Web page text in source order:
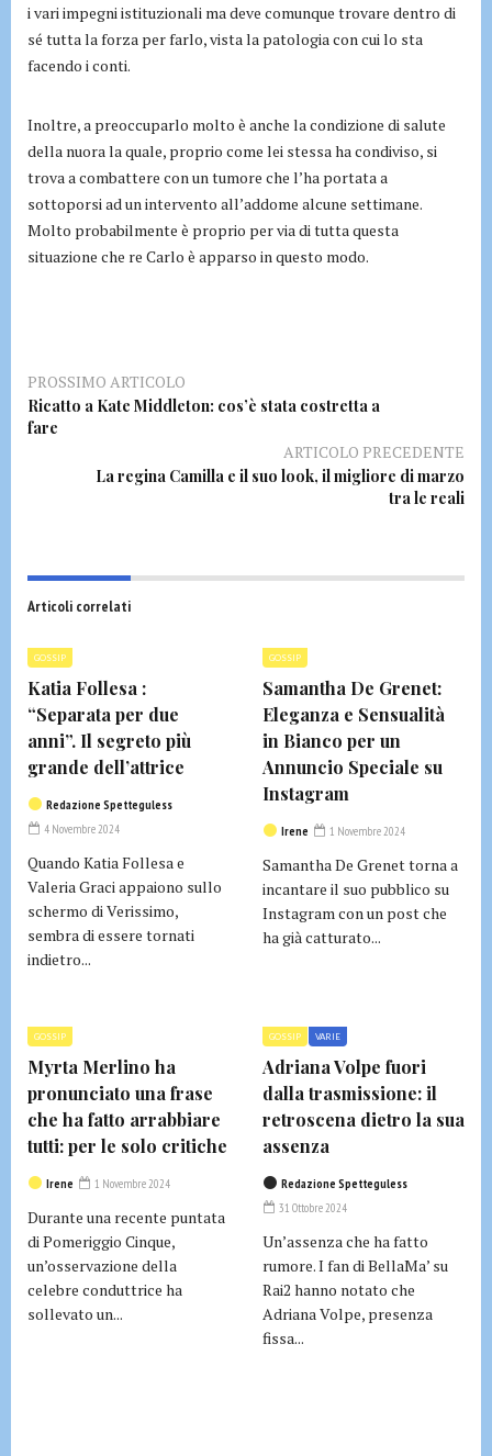
i vari impegni istituzionali ma deve comunque trovare dentro di
sé tutta la forza per farlo, vista la patologia con cui lo sta
facendo i conti.
Inoltre, a preoccuparlo molto è anche la condizione di salute
della nuora la quale, proprio come lei stessa ha condiviso, si
trova a combattere con un tumore che l’ha portata a
sottoporsi ad un intervento all’addome alcune settimane.
Molto probabilmente è proprio per via di tutta questa
situazione che re Carlo è apparso in questo modo.
PROSSIMO ARTICOLO
Ricatto a Kate Middleton: cos’è stata costretta a
fare
ARTICOLO PRECEDENTE
La regina Camilla e il suo look, il migliore di marzo
tra le reali
Articoli correlati
GOSSIP
Katia Follesa :
“Separata per due
anni”. Il segreto più
grande dell’attrice
Redazione Spetteguless
4 Novembre 2024
Quando Katia Follesa e
Valeria Graci appaiono sullo
schermo di Verissimo,
sembra di essere tornati
indietro...
GOSSIP
Samantha De Grenet:
Eleganza e Sensualità
in Bianco per un
Annuncio Speciale su
Instagram
Irene 1 Novembre 2024
Samantha De Grenet torna a
incantare il suo pubblico su
Instagram con un post che
ha già catturato...
GOSSIP
Myrta Merlino ha
pronunciato una frase
che ha fatto arrabbiare
tutti: per le solo critiche
Irene 1 Novembre 2024
Durante una recente puntata
di Pomeriggio Cinque,
un’osservazione della
celebre conduttrice ha
sollevato un...
GOSSIP VARIE
Adriana Volpe fuori
dalla trasmissione: il
retroscena dietro la sua
assenza
Redazione Spetteguless
31 Ottobre 2024
Un’assenza che ha fatto
rumore. I fan di BellaMa’ su
Rai2 hanno notato che
Adriana Volpe, presenza
fissa...